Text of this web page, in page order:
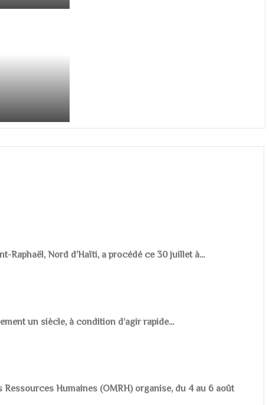
Nord d’Haïti, a procédé ce 30 juillet à...
un siècle, à condition d’agir rapide...
Humaines (OMRH) organise, du 4 au 6 août